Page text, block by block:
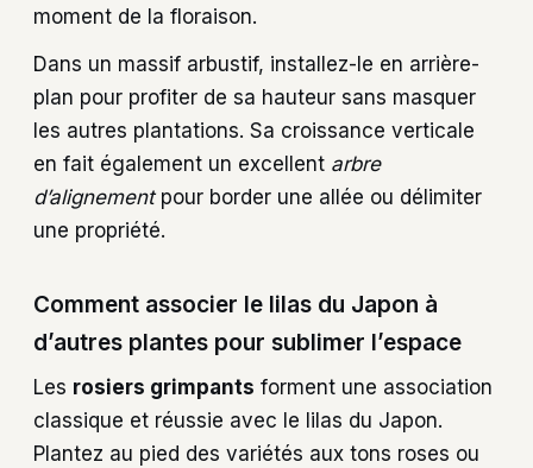
moment de la floraison.
Dans un massif arbustif, installez-le en arrière-
plan pour profiter de sa hauteur sans masquer
les autres plantations. Sa croissance verticale
en fait également un excellent arbre
d’alignementpour border une allée ou délimiter
une propriété.
Comment associer le lilas du Japon à
d’autres plantes pour sublimer l’espace
Les rosiers grimpants forment une association
classique et réussie avec le lilas du Japon.
Plantez au pied des variétés aux tons roses ou